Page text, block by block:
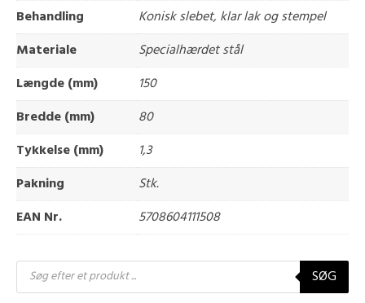
Behandling
Konisk slebet, klar lak og stempel
Materiale
Specialhærdet stål
Længde (mm)
150
Bredde (mm)
80
Tykkelse (mm)
1,3
Pakning
Stk.
EAN Nr.
5708604111508
Products
search SØG